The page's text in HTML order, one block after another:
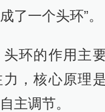
了一个头环”。
环的作用主
，核心原理
主调节。